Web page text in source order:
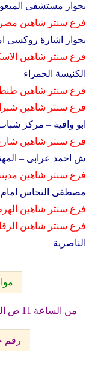
بجوار مستشفى
فرع سنتر شاهين مصر
بجوار اشارة روكسى
فرع سنتر شاهين
الكنيسة الحمراء
فرع سنتر شاهين
فرع سنتر شاهين
ابو وافية – مركز
فرع سنتر شاهين
ش احمد عرابى –
فرع سنتر شاهين
مصطفى النحاس امام
فرع سنتر شاهين
فرع سنتر شاهين
الناصرية
من الساعة 11 ص الى الساعة 11 مساءا طوال ايام الاسبوع
رقم